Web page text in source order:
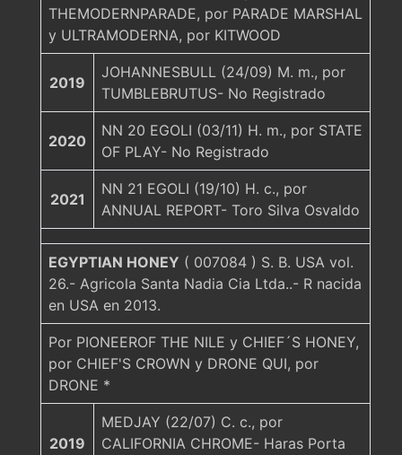
THEMODERNPARADE, por PARADE MARSHAL
y ULTRAMODERNA, por KITWOOD
2019
JOHANNESBULL (24/09) M. m., por
TUMBLEBRUTUS- No Registrado
2020
NN 20 EGOLI (03/11) H. m., por STATE
OF PLAY- No Registrado
2021
NN 21 EGOLI (19/10) H. c., por
ANNUAL REPORT- Toro Silva Osvaldo
EGYPTIAN HONEY ( 007084 ) S. B. USA vol.
26.- Agricola Santa Nadia Cia Ltda..- R nacida
en USA en 2013.
Por PIONEEROF THE NILE y CHIEF´S HONEY,
por CHIEF'S CROWN y DRONE QUI, por
DRONE *
2019
MEDJAY (22/07) C. c., por
CALIFORNIA CHROME- Haras Porta